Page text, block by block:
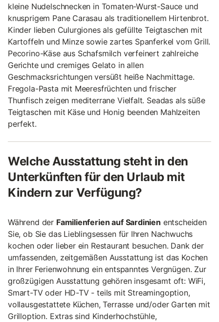
kleine Nudelschnecken in Tomaten-Wurst-Sauce und
knusprigem Pane Carasau als traditionellem Hirtenbrot.
Kinder lieben Culurgiones als gefüllte Teigtaschen mit
Kartoffeln und Minze sowie zartes Spanferkel vom Grill.
Pecorino-Käse aus Schafsmilch verfeinert zahlreiche
Gerichte und cremiges Gelato in allen
Geschmacksrichtungen versüßt heiße Nachmittage.
Fregola-Pasta mit Meeresfrüchten und frischer
Thunfisch zeigen mediterrane Vielfalt. Seadas als süße
Teigtaschen mit Käse und Honig beenden Mahlzeiten
perfekt.
Welche Ausstattung steht in den
Unterkünften für den Urlaub mit
Kindern zur Verfügung?
Während der Familienferien auf Sardinien entscheiden
Sie, ob Sie das Lieblingsessen für Ihren Nachwuchs
kochen oder lieber ein Restaurant besuchen. Dank der
umfassenden, zeitgemäßen Ausstattung ist das Kochen
in Ihrer Ferienwohnung ein entspanntes Vergnügen. Zur
großzügigen Ausstattung gehören insgesamt oft: WiFi,
Smart-TV oder HD-TV - teils mit Streamingoption,
vollausgestattete Küchen, Terrasse und/oder Garten mit
Grilloption. Extras sind Kinderhochstühle,